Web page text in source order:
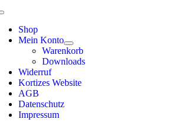
Shop
Mein Konto
Warenkorb
Downloads
Widerruf
Kortizes Website
AGB
Datenschutz
Impressum